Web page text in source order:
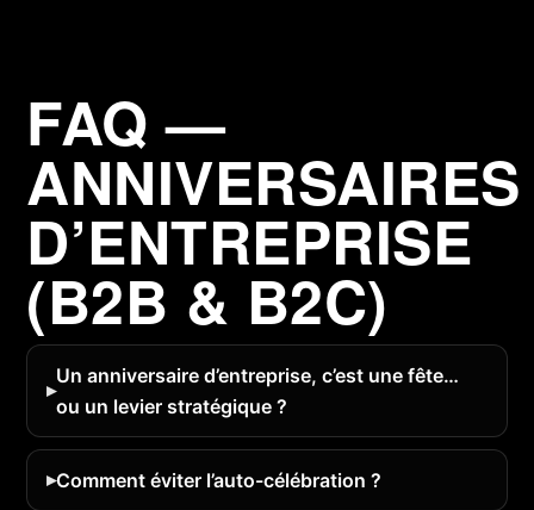
FAQ —
ANNIVERSAIRES
D’ENTREPRISE
(B2B & B2C)
Un anniversaire d’entreprise, c’est une fête…
ou un levier stratégique ?
Comment éviter l’auto-célébration ?